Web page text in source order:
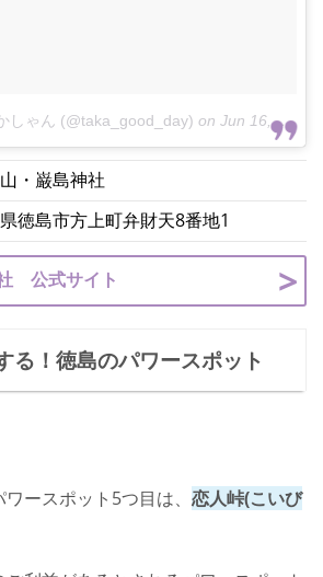
しゃん (@taka_good_day) on Jun 16, 2017 at 11:25pm PDT
・巌島神社
徳島市方上町弁財天8番地1
公式サイト
る！徳島のパワースポット
ースポット5つ目は、 恋人峠(こいび